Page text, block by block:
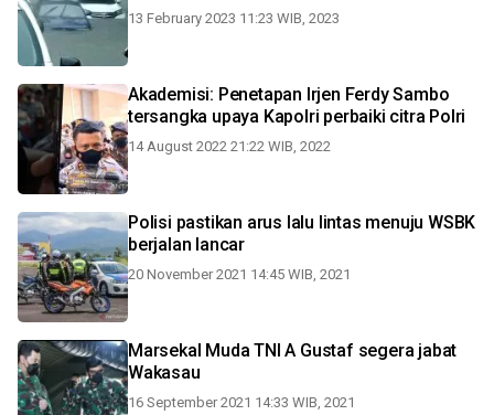
13 February 2023 11:23 WIB, 2023
Akademisi: Penetapan Irjen Ferdy Sambo
tersangka upaya Kapolri perbaiki citra Polri
14 August 2022 21:22 WIB, 2022
Polisi pastikan arus lalu lintas menuju WSBK
berjalan lancar
20 November 2021 14:45 WIB, 2021
Marsekal Muda TNI A Gustaf segera jabat
Wakasau
16 September 2021 14:33 WIB, 2021